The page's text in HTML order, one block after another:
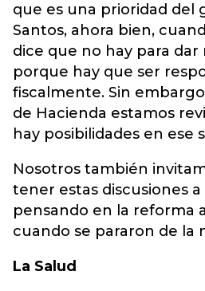
que es una prioridad del
Santos, ahora bien,
dice que no hay para dar
porque hay que ser
fiscalmente. Sin
de Hacienda estamos
hay posibilidades en ese
Nosotros también
tener estas discusiones
pensando en la reforma
cuando se pararon de la
La Salud